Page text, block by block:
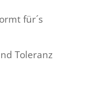
für´s
Toleranz